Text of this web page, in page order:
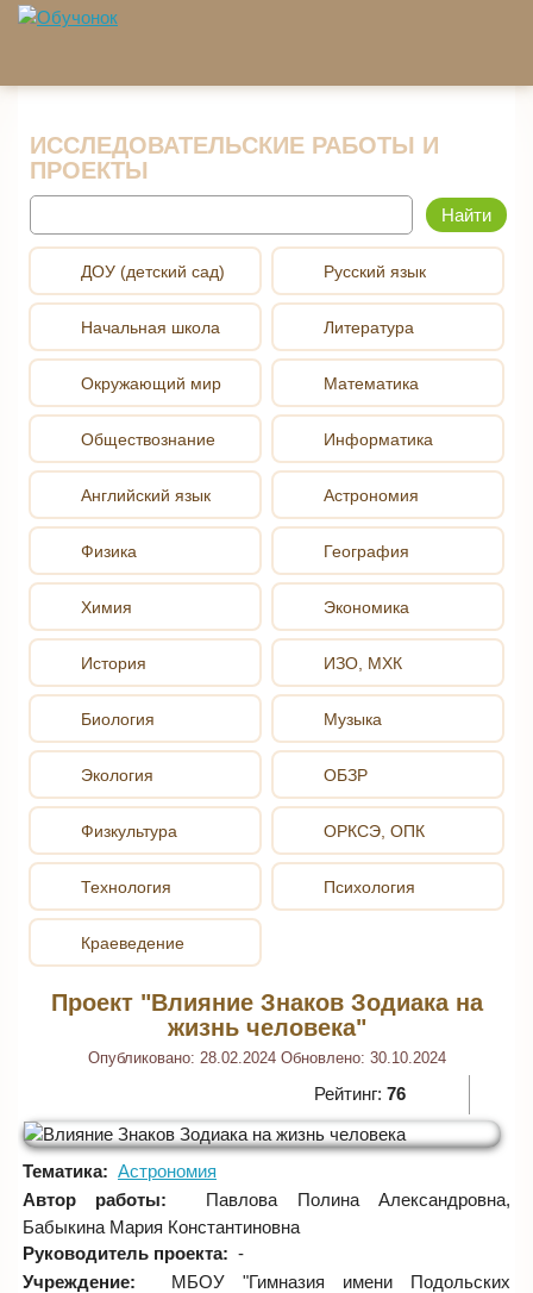
Перейти к основному содержанию
ИССЛЕДОВАТЕЛЬСКИЕ РАБОТЫ И
ПРОЕКТЫ
ДОУ (детский сад)
Начальная школа
Окружающий мир
Обществознание
Английский язык
Русский язык
Литература
Математика
Информатика
Астрономия
Физика
Химия
История
Биология
Экология
География
Экономика
ИЗО, МХК
Музыка
ОБЗР
Физкультура
Технология
Краеведение
ОРКСЭ, ОПК
Психология
Проект "Влияние Знаков Зодиака на
жизнь человека"
Опубликовано: 28.02.2024 Обновлено: 30.10.2024
Рейтинг: 76
Тематика: Астрономия
Автор работы:
Павлова Полина Александровна,
Бабыкина Мария Константиновна
Руководитель проекта: -
Учреждение:
МБОУ "Гимназия имени Подольских